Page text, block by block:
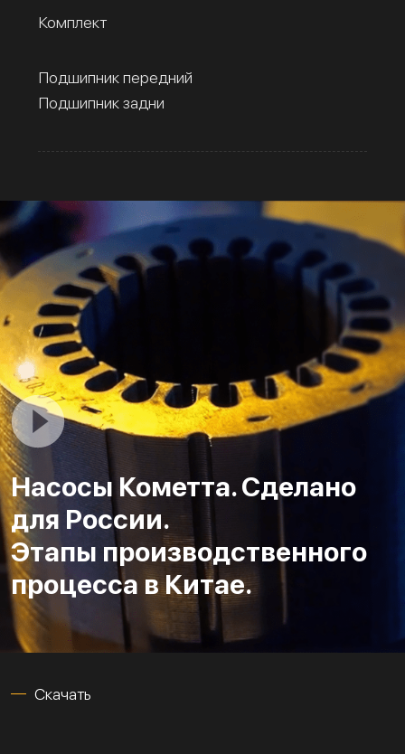
Комплект
Подшипник передний
Подшипник задни
Насосы Кометта. Сделано
для России.
Этапы производственного
процесса в Китае.
Скачать